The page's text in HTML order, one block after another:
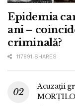
Epidemia
ani –
criminală?
117891 SHARES
Acuzații